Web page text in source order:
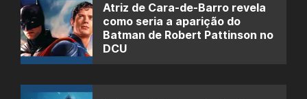
Atriz de Cara-de-Barro revela
como seria a aparição do
Batman de Robert Pattinson no
DCU